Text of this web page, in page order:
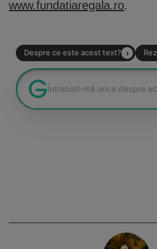
www.fundatiaregala.ro.